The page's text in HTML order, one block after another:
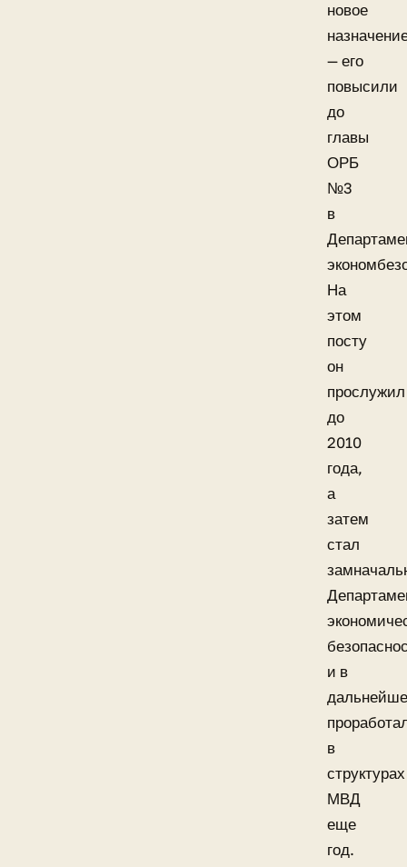
новое
— его
повысили
до
главы
ОРБ
№3
в
На
этом
посту
он
прослужил
до
2010
года,
а
затем
стал
и в
в
структурах
МВД
еще
год.